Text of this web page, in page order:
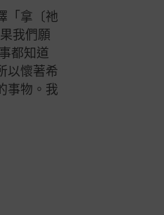
「拿〔祂
我們願
都知道
以懷著希
事物。我